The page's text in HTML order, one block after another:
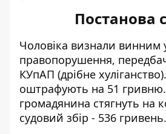
Постанова
Чоловіка визнали винним
правопорушення,
КУпАП (дрібне
оштрафують на 51
громадянина стягнуть на
судовий збір - 536 гривень.